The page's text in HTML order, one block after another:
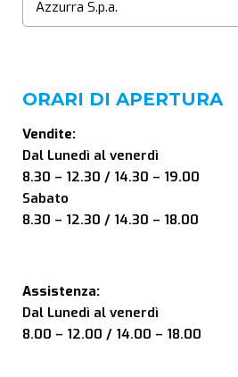
ORARI DI APERTURA
Vendite:
Dal Lunedì al venerdì
8.30 – 12.30 / 14.30 – 19.00
Sabato
8.30 – 12.30 / 14.30 – 18.00
Assistenza:
Dal Lunedì al venerdì
8.00 – 12.00 / 14.00 – 18.00